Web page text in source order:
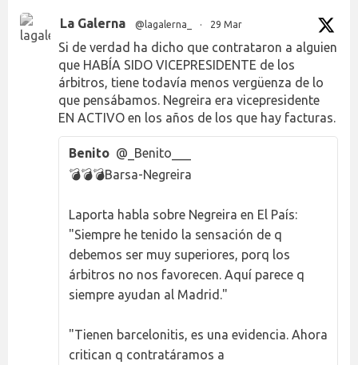
La Galerna @lagalerna_ · 29 Mar
Si de verdad ha dicho que contrataron a alguien
que HABÍA SIDO VICEPRESIDENTE de los
árbitros, tiene todavía menos vergüenza de lo
que pensábamos. Negreira era vicepresidente
EN ACTIVO en los años de los que hay facturas.
Benito @_Benito___
💣💣💣Barsa-Negreira
Laporta habla sobre Negreira en El País:
"Siempre he tenido la sensación de q
debemos ser muy superiores, porq los
árbitros no nos favorecen. Aquí parece q
siempre ayudan al Madrid."
"Tienen barcelonitis, es una evidencia. Ahora
critican q contratáramos a